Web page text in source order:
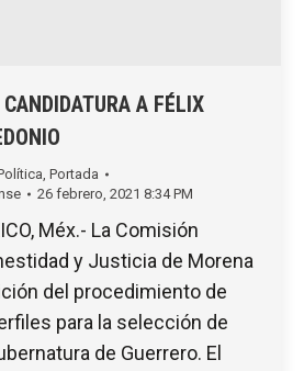
A FÉLIX
, Portada
26 febrero, 2021 8:34 PM
Méx.- La Comisión
y Justicia de Morena
del procedimiento de
para la selección de
de Guerrero. El